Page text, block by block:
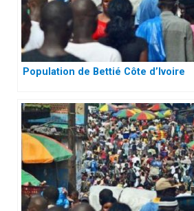
Population de Bettié Côte d’Ivoire